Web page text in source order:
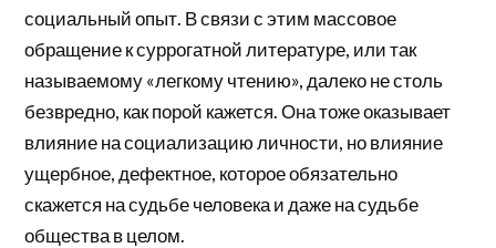
социальный опыт. В связи с этим массовое
обращение к суррогатной литературе, или так
называемому «легкому чтению», далеко не столь
безвредно, как порой кажется. Она тоже оказывает
влияние на социализацию личности, но влияние
ущербное, дефектное, которое обязательно
скажется на судьбе человека и даже на судьбе
общества в целом.